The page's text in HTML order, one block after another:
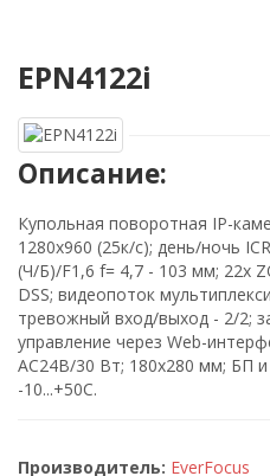
EPN4122i
Описание:
Купольная поворотная IP-
1280х960 (25к/c); день/ночь
(Ч/Б)/F1,6 f= 4,7 - 103 мм; 22x
DSS; видеопоток
тревожный вход/выход - 2/2;
управление через Web-
AC24В/30 Вт; 180х280 мм; БП
-10...+50С.
Производитель: EverFocus